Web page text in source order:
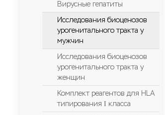
Вирусные гепатиты
Исследования биоценозов
урогенитального тракта у
мужчин
Исследования биоценозов
урогенитального тракта у
женщин
Комплект реагентов для HLA
типирования Ι класса